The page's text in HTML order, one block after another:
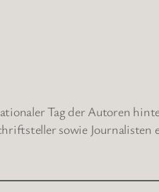
Tag der Autoren
sowie Journalisten